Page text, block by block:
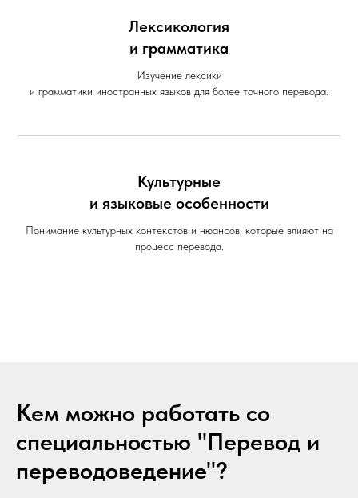
Лексикология
и грамматика
Изучение лексики
и грамматики иностранных языков для более точного перевода.
Культурные
и языковые особенности
Понимание культурных контекстов и нюансов, которые влияют на
процесс перевода.
Кем можно работать со
специальностью "Перевод и
переводоведение"?